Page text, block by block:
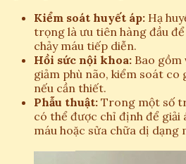
Kiểm soát huyết áp: Hạ
trọng là ưu tiên hàng đầu
chảy máu tiếp diễn.
Hồi sức nội khoa: Bao gồm
giảm phù não, kiểm soát co
nếu cần thiết.
Phẫu thuật: Trong một số
có thể được chỉ định để giải
máu hoặc sửa chữa dị dạng